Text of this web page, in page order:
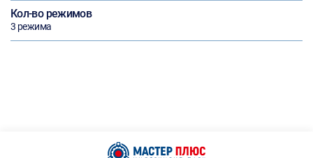
Кол-во режимов
3 режима